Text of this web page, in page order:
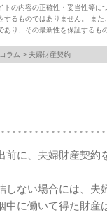
の内容の正確性・妥当性等に
するものではありません。 また
あり、その最新性を保証するも
ラム > 夫婦財産契約
前に、夫婦財産契約
しない場合には、夫
中に働いて得た財産